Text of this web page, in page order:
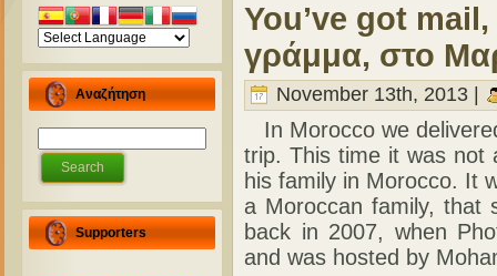
Αναζήτηση
Supporters
You’ve got
γράμμα, στο
November 13th, 2013 |
In Morocco we
trip. This time it was not
his family in Morocco. It
a Moroccan family, that
back in 2007, when
and was hosted by